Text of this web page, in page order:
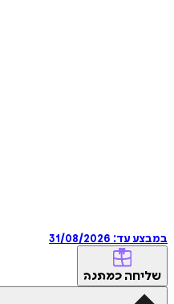
במבצע עד: 31/08/2026
שליחה כמתנה